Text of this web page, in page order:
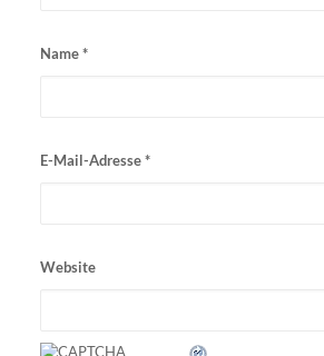
Name*
E-Mail-Adresse*
Website